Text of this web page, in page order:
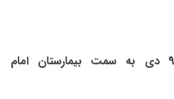
نشانی: شاهرود ، میدان 9 دی به سمت بیمارستان امام